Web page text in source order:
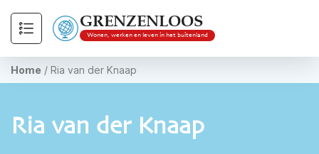
GRENZENLOOS
Wonen, werken en leven in het buitenland
Home / Ria van der Knaap
Ria van der Knaap